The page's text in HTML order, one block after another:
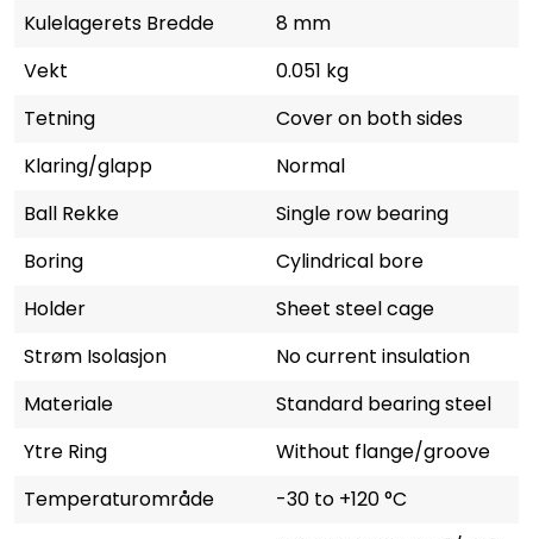
Kulelagerets Bredde
8 mm
Vekt
0.051 kg
Tetning
Cover on both sides
Klaring/glapp
Normal
Ball Rekke
Single row bearing
Boring
Cylindrical bore
Holder
Sheet steel cage
Strøm Isolasjon
No current insulation
Materiale
Standard bearing steel
Ytre Ring
Without flange/groove
Temperaturområde
-30 to +120 °C